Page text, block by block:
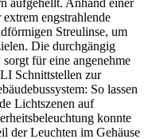
engstrahlende
Streulinse, um
Die durchgängig
für eine angenehme
Schnittstellen zur
So lassen
Lichtszenen auf
konnte
der Leuchten im Gehäuse